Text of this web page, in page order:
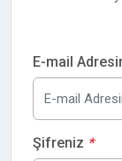
E-mail
Şifreniz *